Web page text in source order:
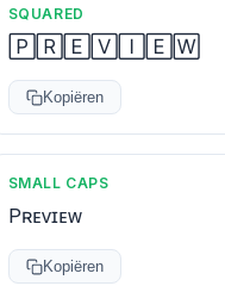
SQUARED
🄿🅁🄴🅅🄸🄴🅆
Kopiëren
SMALL CAPS
Pʀᴇᴠɪᴇᴡ
Kopiëren